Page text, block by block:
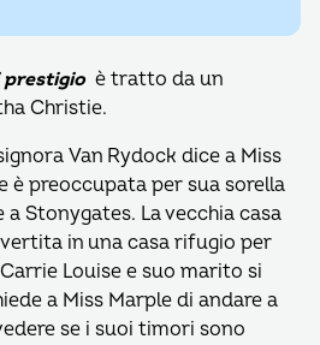
prestigioè tratto da un
Christie.
Van Rydock dice a Miss
è preoccupata per sua sorella
a Stonygates. La vecchia casa
in una casa rifugio per
Louise e suo marito si
a Miss Marple di andare a
se i suoi timori sono